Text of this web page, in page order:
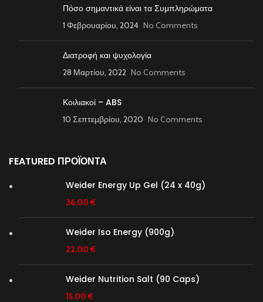
Πόσο σημαντικά είναι τα Συμπληρώματα
1 Φεβρουαρίου, 2024 No Comments
Διατροφή και ψυχολογία
28 Μαρτίου, 2022 No Comments
Κοιλιακοί – ABS
10 Σεπτεμβρίου, 2020 No Comments
FEATURED ΠΡΟΪΟΝΤΑ
Weider Energy Up Gel (24 x 40g)
36,00 €
Weider Iso Energy (900g)
22,00 €
Weider Nutrition Salt (90 Caps)
15,00 €